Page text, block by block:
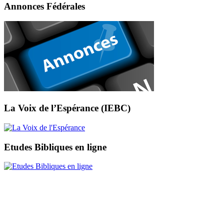
Annonces Fédérales
La Voix de l’Espérance (IEBC)
Etudes Bibliques en ligne